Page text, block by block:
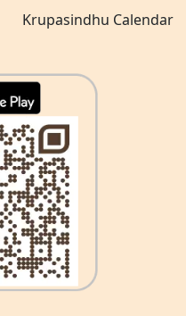
Krupasindhu Calendar